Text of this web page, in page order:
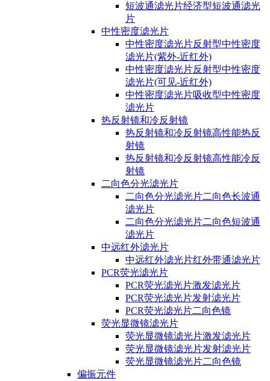
短波通滤光片经济型短波通滤光
片
中性密度滤光片
中性密度滤光片反射型中性密度
滤光片(紫外-近红外)
中性密度滤光片反射型中性密度
滤光片(可见-近红外)
中性密度滤光片吸收型中性密度
滤光片
热反射镜和冷反射镜
热反射镜和冷反射镜高性能热反
射镜
热反射镜和冷反射镜高性能冷反
射镜
二向色分光滤光片
二向色分光滤光片二向色长波通
滤光片
二向色分光滤光片二向色短波通
滤光片
中远红外滤光片
中远红外滤光片红外带通滤光片
PCR荧光滤光片
PCR荧光滤光片激发滤光片
PCR荧光滤光片发射滤光片
PCR荧光滤光片二向色镜
荧光显微镜滤光片
荧光显微镜滤光片激发滤光片
荧光显微镜滤光片发射滤光片
荧光显微镜滤光片二向色镜
偏振元件